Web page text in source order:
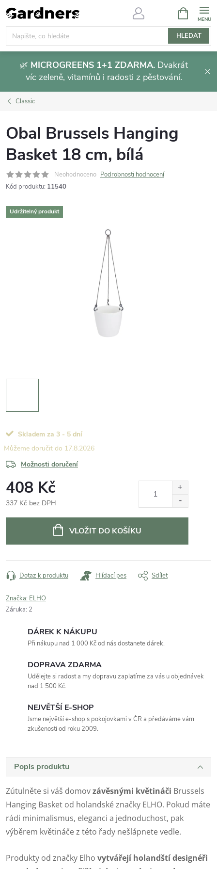
Přejít
na
obsah
HLEDAT
NÁKUPNÍ
KOŠÍK
🌿 MICROGREENS 1+1 ZDARMA. Dvakrát
víc zeleně, vitamínů i radosti z pěstování.
Classic
Obal Brussels Hanging
Basket 18 cm, bílá
Neohodnoceno Podrobnosti hodnocení
Kód produktu: 11540
Udržitelný produkt
Skladem za 3 - 5 dní
17.8.2026
Možnosti doručení
408 Kč
337 Kč bez DPH
VLOŽIT DO KOŠÍKU
Dotaz k produktu Hlídací pes Sdílet
Značka: ELHO
Záruka: 2
DÁREK K NÁKUPU
Při nákupu nad 1 000 Kč od nás dostanete dárek.
DOPRAVA ZDARMA
Udělejte si radost a my dopravu zaplatíme za vás u objednávek
nad 1 500 Kč.
NEJVĚTŠÍ E-SHOP
Jsme největší e-shop s pokojovkami v ČR a předáváme vám
zkušenosti od roku 2009.
Popis produktu
Zútulněte si váš domovzávěsnými květináči Brussels
Hanging Basket od holandské značky ELHO. Pokud máte
rádi minimalismus, eleganci a jednoduchost, pak
výběrem květináče z této řady nešlápnete vedle.
Produkty od značky Elho vytvářejí holandští designéři